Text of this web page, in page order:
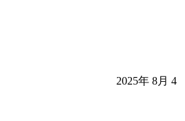
2025年 8月 4